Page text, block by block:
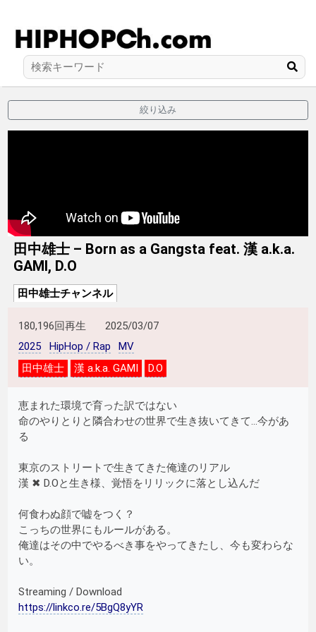
絞り込み
田中雄士 – Born as a Gangsta feat. 漢 a.k.a.
GAMI, D.O
田中雄士チャンネル
180,196回再生
2025/03/07
2025
HipHop / Rap
MV
田中雄士
漢 a.k.a. GAMI D.O
恵まれた環境で育った訳ではない
命のやりとりと隣合わせの世界で生き抜いてきて…今があ
る
東京のストリートで生きてきた俺達のリアル
漢 ✖ D.Oと生き様、覚悟をリリックに落とし込んだ
何食わぬ顔で嘘をつく？
こっちの世界にもルールがある。
俺達はその中でやるべき事をやってきたし、今も変わらな
い。
Streaming / Download
https://linkco.re/5BgQ8yYR